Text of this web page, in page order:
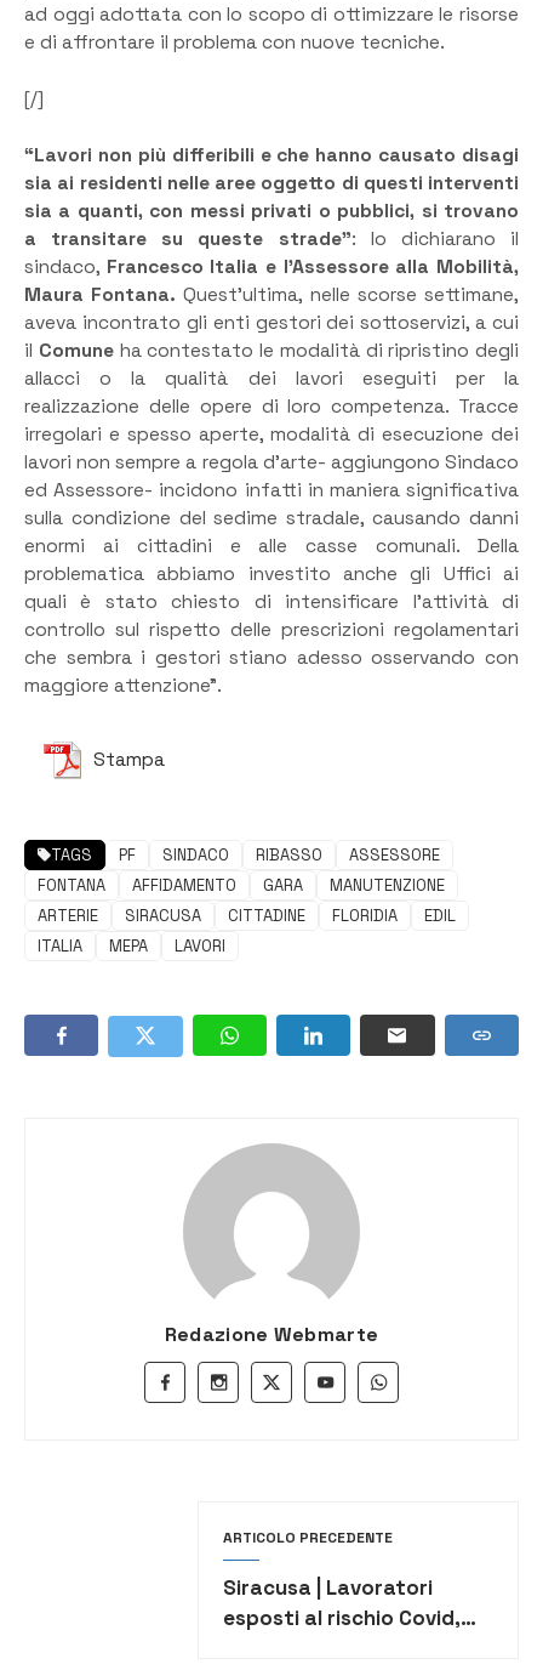
ad oggi adottata con lo scopo di ottimizzare le risorse
e di affrontare il problema con nuove tecniche.
[/]
“Lavori non più differibili e che hanno causato disagi
sia ai residenti nelle aree oggetto di questi interventi
sia a quanti, con messi privati o pubblici, si trovano
a transitare su queste strade”: lo dichiarano il
sindaco, Francesco Italia e l’Assessore alla Mobilità,
Maura Fontana. Quest’ultima, nelle scorse settimane,
aveva incontrato gli enti gestori dei sottoservizi, a cui
il Comuneha contestato le modalità di ripristino degli
allacci o la qualità dei lavori eseguiti per la
realizzazione delle opere di loro competenza. Tracce
irregolari e spesso aperte, modalità di esecuzione dei
lavori non sempre a regola d’arte- aggiungono Sindaco
ed Assessore- incidono infatti in maniera significativa
sulla condizione del sedime stradale, causando danni
enormi ai cittadini e alle casse comunali. Della
problematica abbiamo investito anche gli Uffici ai
quali è stato chiesto di intensificare l’attività di
controllo sul rispetto delle prescrizioni regolamentari
che sembra i gestori stiano adesso osservando con
maggiore attenzione”.
Stampa
TAGS PF SINDACO RIBASSO
ASSESSORE
FONTANA
AFFIDAMENTO GARA
MANUTENZIONE
ARTERIE
SIRACUSA CITTADINE FLORIDIA
EDIL
ITALIA
MEPA LAVORI
Redazione Webmarte
ARTICOLO PRECEDENTE
Siracusa | Lavoratori
esposti al rischio Covid,